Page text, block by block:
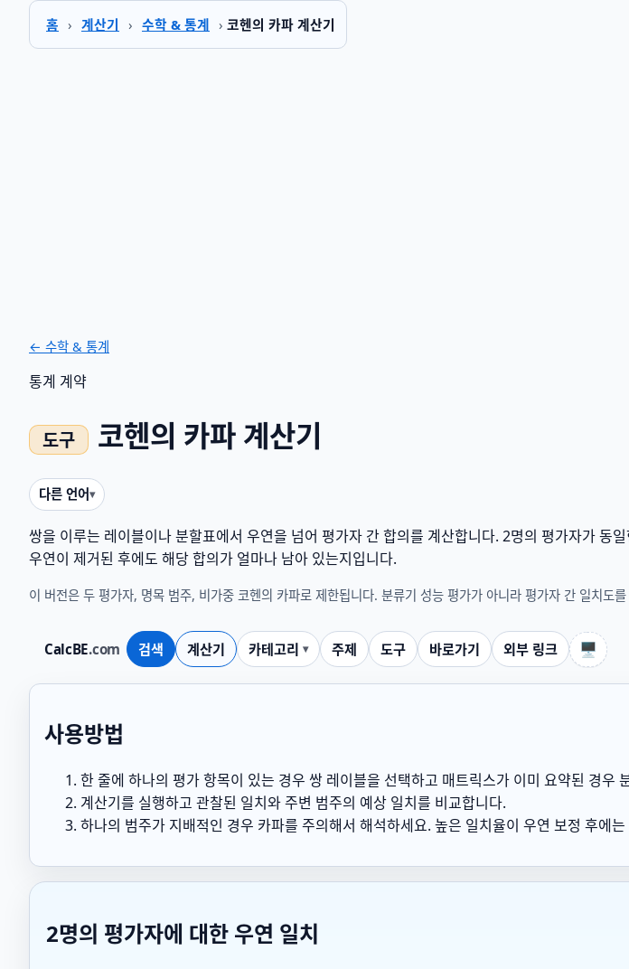
홈 › 계산기 › 수학 & 통계 › 코헨의 카파 계산기
CalcBE.com 검색 계산기 카테고리 주제 도구 바로가기 외부 링크 🖥️
← 수학 & 통계
통계 계약
코헨의 카파 계산기
다른 언어
쌍을 이루는 레이블이나 분할표에서 우연을 넘어 평가자 간 합의를 계산합니다. 2명의 평가자가
우연이 제거된 후에도 해당 합의가 얼마나 남아 있는지입니다.
이 버전은 두 평가자, 명목 범주, 비가중 코헨의 카파로 제한됩니다. 분류기 성능 평가가 아니라 평가자 간 일치도
사용방법
한 줄에 하나의 평가 항목이 있는 경우 쌍 레이블을 선택하고 매트릭스가 이미 요약된 경우
계산기를 실행하고 관찰된 일치와 주변 범주의 예상 일치를 비교합니다.
하나의 범주가 지배적인 경우 카파를 주의해서 해석하세요. 높은 일치율이 우연 보정 후에
2명의 평가자에 대한 우연 일치